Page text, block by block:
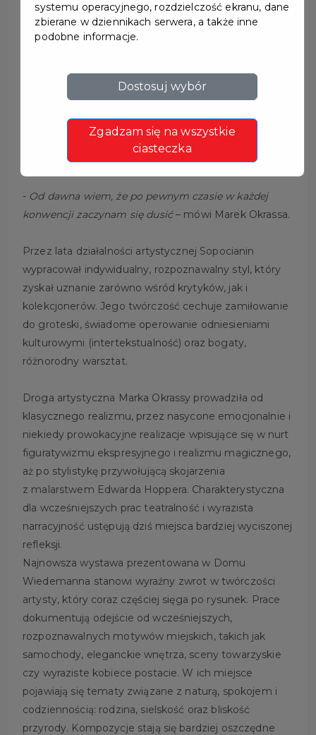
MAREK OKRASSA -
WYSTAWA W DOMU
WIEDEMANNA
Dom Wiedemanna w Pruszczu Gdańskim
zaprasza na wystawę Marka Okrassy.
- Od dawna wiem, że po pewnym czasie w każdej
konwencji zaczynam się dusić– mówi Marek Okrassa.
Przez lata działalności artystycznej Sopocianin
wypracował indywidualny, rozpoznawalny styl, który
zyskał uznanie zarówno wśród krytyków, jak i
kolekcjonerów. Jego twórczość cechuje zamiłowanie
do groteski, świadome operowanie odniesieniami
kulturowymi (intertekstualność) oraz bogaty,
różnorodny warsztat.
Droga artystyczna Marka Okrassy prowadziła od
klasycznego realizmu, przez nasycone emocjonalnie i
niekiedy prowokacyjne realizacje wpisujące się w nurt
figuratywizmu ekspresyjnego i realizmu magicznego,
aż po stylistykę przywołującą skojarzenia
z malarstwem Edwarda Hoppera. Charakterystyczna
dla wcześniejszych prac teatralność i wyrazista
narracyjność ustępują dziś miejsca bardziej wyciszonej
refleksji.
Najnowsza wystawa prezentowana w Domu
Wiedemanna stanowi wyraźny zwrot w twórczości
artysty, który coraz częściej sięga po rysunek. Prace
dokumentują odejście od wcześniejszych,
rozpoznawalnych motywów miejskich, takich jak
samochody, eleganckie wnętrza, sceny towarzyskie
czy wyraziste kobiece postacie. W ich miejsce
pojawiają się tematy związane z naturą, spokojem i
codziennością: rodzina, sielskość oraz bliskość
przyrody. Kompozycje stają się bardziej oszczędne
systemu operacyjnego, rozdzielczość ekranu, dane
zbierane w dziennikach serwera, a także inne
podobne informacje.
Dostosuj wybór
Zgadzam się na wszystkie
ciasteczka